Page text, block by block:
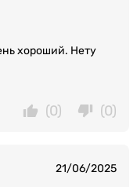
хороший. Нету
(0)
(0)
21/06/2025